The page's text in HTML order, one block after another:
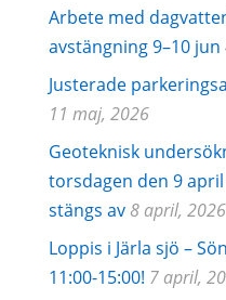
Arbete med
avstängning 9–10 jun
Justerade
11 maj, 2026
Geoteknisk
torsdagen den 9
stängs av 8 april, 2026
Loppis i Järla sjö –
11:00-15:00! 7 april,